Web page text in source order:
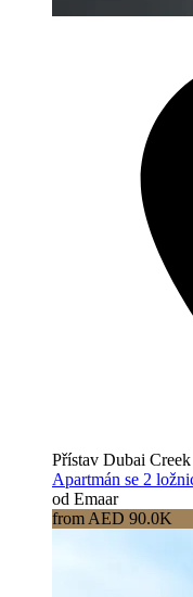
Přístav Dubai Creek
Apartmán se 2
od Emaar
from AED 90.0K